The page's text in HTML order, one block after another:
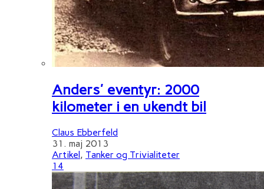
Anders' eventyr: 2000
kilometer i en ukendt bil
Claus Ebberfeld
31. maj 2013
Artikel , Tanker og Trivialiteter
14